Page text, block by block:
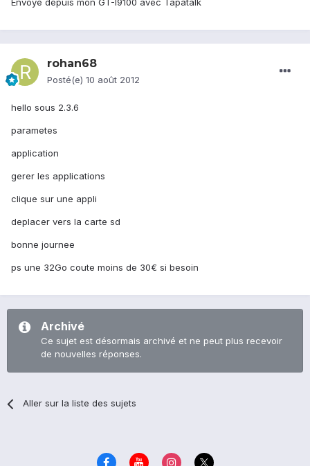
Envoyé depuis mon GT-I9100 avec Tapatalk
rohan68
Posté(e) 10 août 2012
hello sous 2.3.6
parametes
application
gerer les applications
clique sur une appli
deplacer vers la carte sd
bonne journee
ps une 32Go coute moins de 30€ si besoin
Archivé
Ce sujet est désormais archivé et ne peut plus recevoir
de nouvelles réponses.
Aller sur la liste des sujets